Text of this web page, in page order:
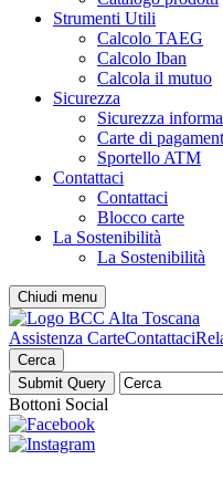
Strumenti Utili
Calcolo TAEG
Calcolo Iban
Calcola il mutuo
Sicurezza
Sicurezza
Carte di
Sportello ATM
Contattaci
Contattaci
Blocco carte
La Sostenibilità
La Sostenibilità
Chiudi menu
Assistenza CarteContattaci
Cerca
Bottoni Social